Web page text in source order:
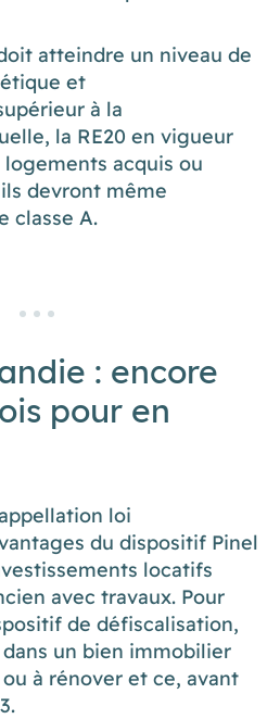
atteindre un niveau de
et
à la
la RE20 en vigueur
logements acquis ou
devront même
classe A.
: encore
pour en
loi
du dispositif Pinel
locatifs
avec travaux. Pour
de défiscalisation,
un bien immobilier
à rénover et ce, avant